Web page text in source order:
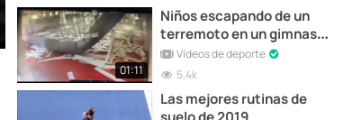
01:11
Niños escapando de un
terremoto en un gimnasio
de Taiwán
Vídeos de deporte
5,4k
Las mejores rutinas de